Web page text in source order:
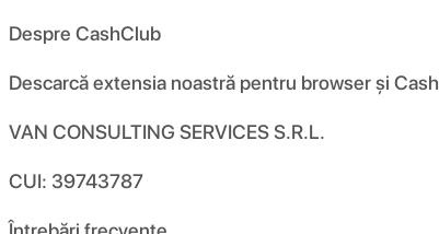
Despre CashClub
Descarcă extensia noastră pentru browser și
VAN CONSULTING SERVICES S.R.L.
CUI: 39743787